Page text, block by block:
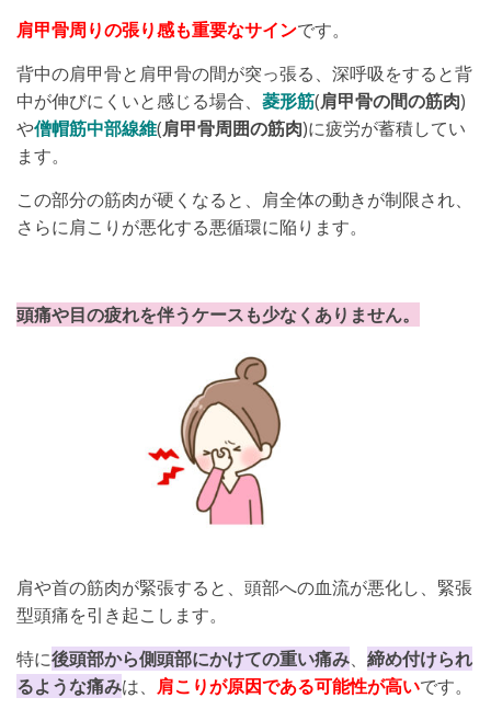
肩甲骨周りの張り感も重要なサインです。
背中の肩甲骨と肩甲骨の間が突っ張る、深呼吸をすると背
中が伸びにくいと感じる場合、 菱形筋(肩甲骨の間の筋肉)
や僧帽筋中部線維(肩甲骨周囲の筋肉)に疲労が蓄積してい
ます。
この部分の筋肉が硬くなると、肩全体の動きが制限され、
さらに肩こりが悪化する悪循環に陥ります。
頭痛や目の疲れを伴うケースも少なくありません。
肩や首の筋肉が緊張すると、頭部への血流が悪化し、緊張
型頭痛を引き起こします。
特に後頭部から側頭部にかけての重い痛み、 締め付けられ
るような痛みは、 肩こりが原因である可能性が高いです。